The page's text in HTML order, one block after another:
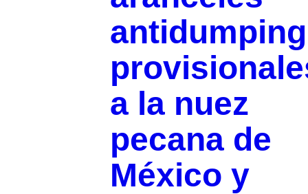
antidumping
a la nuez
pecana de
México y